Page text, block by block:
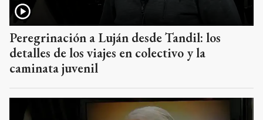
Peregrinación a Luján desde Tandil: los
detalles de los viajes en colectivo y la
caminata juvenil